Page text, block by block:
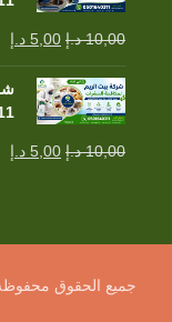
10,00 د.إ 5,00 د.إ
10,00 د.إ 5,00 د.إ
جميع الحقوق